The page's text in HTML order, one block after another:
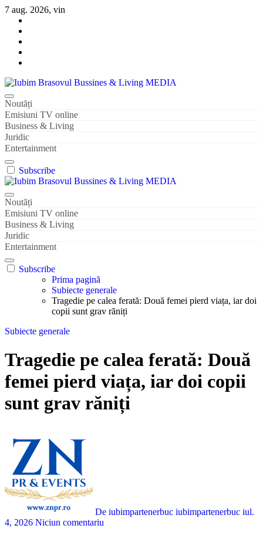
Sari
conținut
7 aug. 2026, vin
Iubim Brasovul Bussines & Living MEDIA
Din pasiune și dragoste pentru Brașoveni
Noutăți
Emisiuni TV online
Business & Living
Juridic
Entertainment
Subscribe
Iubim Brasovul Bussines & Living MEDIA
Din pasiune și dragoste pentru Brașoveni
Noutăți
Emisiuni TV online
Business & Living
Juridic
Entertainment
Subscribe
Prima pagină
Subiecte generale
Tragedie pe calea ferată: Două femei pierd viața, iar doi
copii sunt grav răniți
Subiecte generale
Tragedie pe calea ferată: Două
femei pierd viața, iar doi copii
sunt grav răniți
De iubimpartenerbuc iubimpartenerbuc iul.
4, 2026 Niciun comentariu